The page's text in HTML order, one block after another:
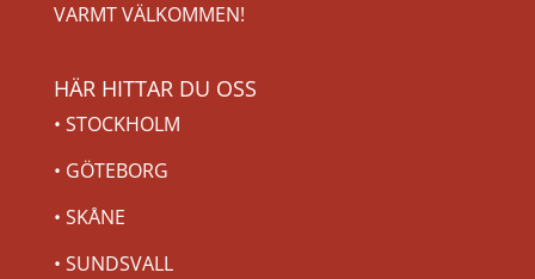
VARMT VÄLKOMMEN!
HÄR HITTAR DU OSS
• STOCKHOLM
• GÖTEBORG
• SKÅNE
• SUNDSVALL